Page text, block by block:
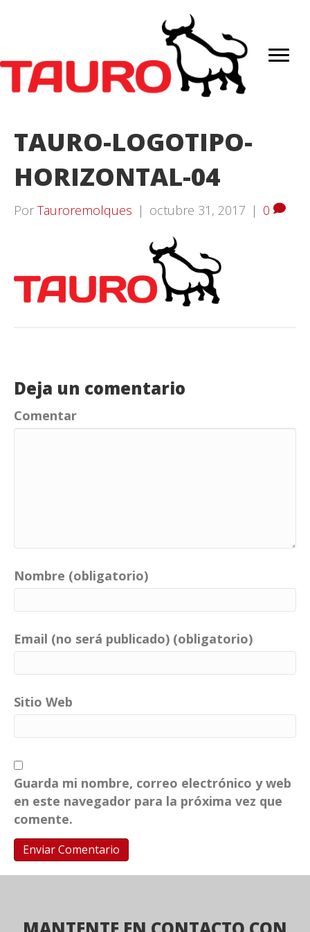
TAURO-LOGOTIPO-
HORIZONTAL-04
Por Tauroremolques | octubre 31, 2017 | 0
Deja un comentario
Comentar
Nombre (obligatorio)
Email (no será publicado) (obligatorio)
Sitio Web
Guarda mi nombre, correo electrónico y web
en este navegador para la próxima vez que
comente.